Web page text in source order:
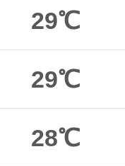
29℃
29℃
28℃